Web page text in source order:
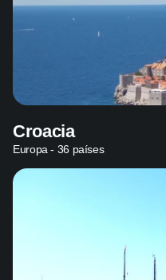
Croacia
Europa - 36 países